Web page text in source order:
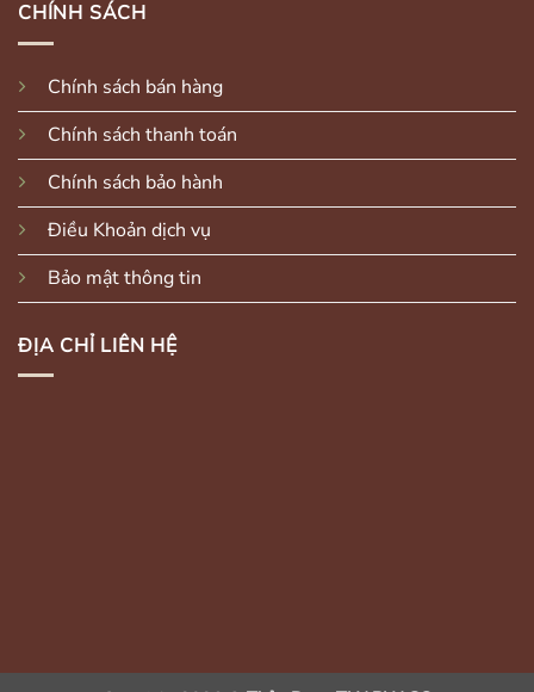
CHÍNH SÁCH
Chính sách bán hàng
Chính sách thanh toán
Chính sách bảo hành
Điều Khoản dịch vụ
Bảo mật thông tin
ĐỊA CHỈ LIÊN HỆ